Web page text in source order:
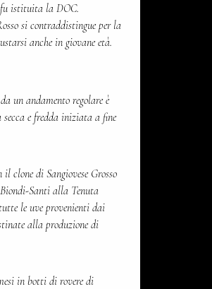
fu istituita la DOC.
si contraddistingue per la
anche in giovane età.
un andamento regolare è
secca e fredda iniziata a fine
clone di Sangiovese Grosso
Santi alla Tenuta
le uve provenienti dai
alla produzione di
in botti di rovere di